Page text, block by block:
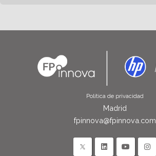
Política de privacidad
Madrid
fpinnova@fpinnova.com